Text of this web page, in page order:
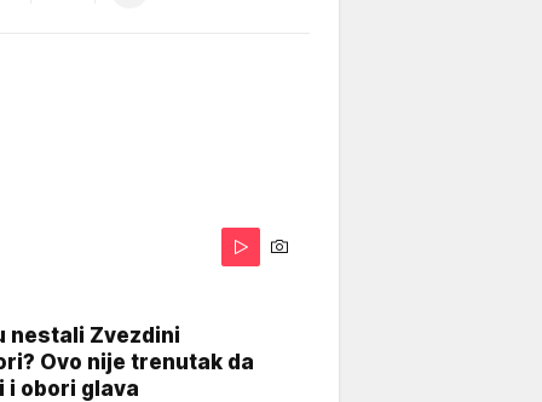
nestali Zvezdini
Ovo nije trenutak da
i obori glava